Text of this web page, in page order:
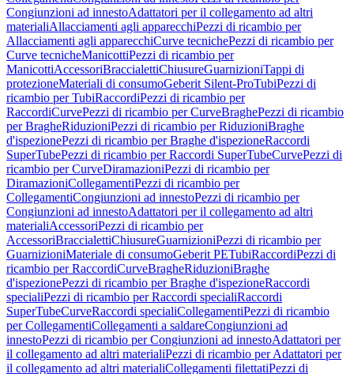
Congiunzioni ad innestoAdattatori per il collegamento ad altri
materialiAllacciamenti agli apparecchiPezzi di ricambio per
Allacciamenti agli apparecchiCurve tecnichePezzi di ricambio per
Curve tecnicheManicottiPezzi di ricambio per
ManicottiAccessoriBraccialettiChiusureGuarnizioniTappi di
protezioneMateriali di consumoGeberit Silent-ProTubiPezzi di
ricambio per TubiRaccordiPezzi di ricambio per
RaccordiCurvePezzi di ricambio per CurveBraghePezzi di ricambio
per BragheRiduzioniPezzi di ricambio per RiduzioniBraghe
d'ispezionePezzi di ricambio per Braghe d'ispezioneRaccordi
SuperTubePezzi di ricambio per Raccordi SuperTubeCurvePezzi di
ricambio per CurveDiramazioniPezzi di ricambio per
DiramazioniCollegamentiPezzi di ricambio per
CollegamentiCongiunzioni ad innestoPezzi di ricambio per
Congiunzioni ad innestoAdattatori per il collegamento ad altri
materialiAccessoriPezzi di ricambio per
AccessoriBraccialettiChiusureGuarnizioniPezzi di ricambio per
GuarnizioniMateriale di consumoGeberit PETubiRaccordiPezzi di
ricambio per RaccordiCurveBragheRiduzioniBraghe
d'ispezionePezzi di ricambio per Braghe d'ispezioneRaccordi
specialiPezzi di ricambio per Raccordi specialiRaccordi
SuperTubeCurveRaccordi specialiCollegamentiPezzi di ricambio
per CollegamentiCollegamenti a saldareCongiunzioni ad
innestoPezzi di ricambio per Congiunzioni ad innestoAdattatori per
il collegamento ad altri materialiPezzi di ricambio per Adattatori per
il collegamento ad altri materialiCollegamenti filettatiPezzi di